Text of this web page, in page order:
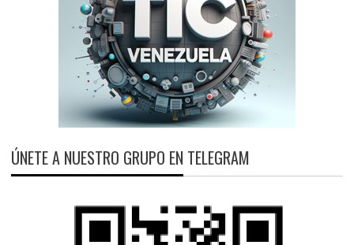
ÚNETE A NUESTRO GRUPO EN TELEGRAM